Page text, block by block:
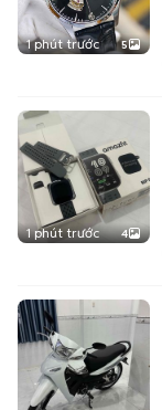
1 phút trước 5
1 phút trước 4